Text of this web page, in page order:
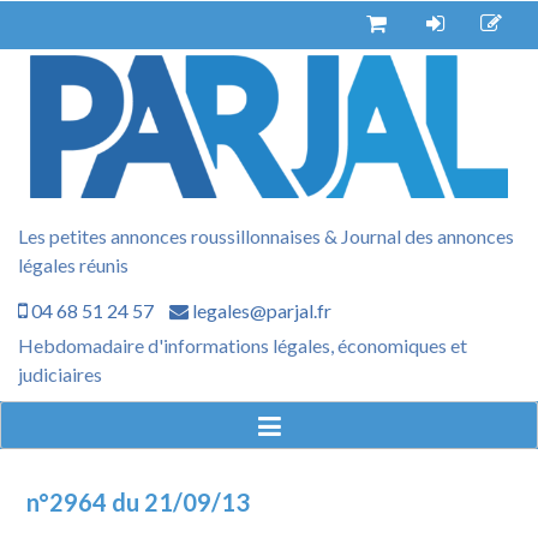
Les petites annonces roussillonnaises & Journal des annonces
légales réunis
04 68 51 24 57
legales@parjal.fr
Hebdomadaire d'informations légales, économiques et
judiciaires
n°2964 du 21/09/13